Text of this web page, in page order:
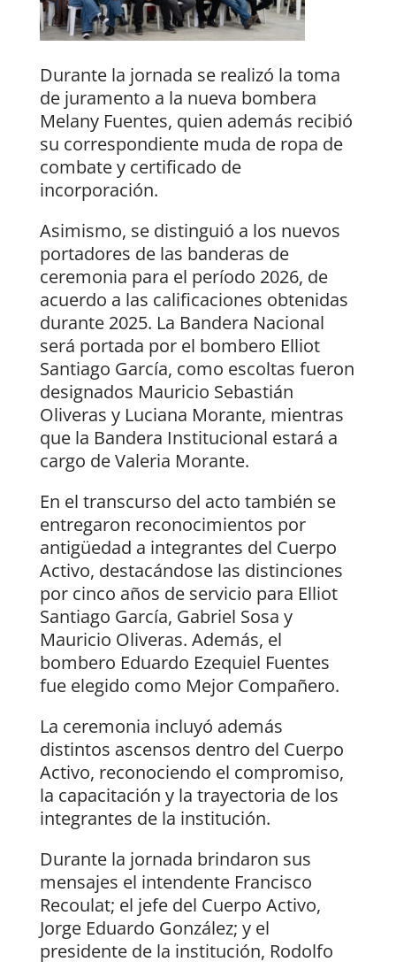
Durante la jornada se realizó la toma
de juramento a la nueva bombera
Melany Fuentes, quien además recibió
su correspondiente muda de ropa de
combate y certificado de
incorporación.
Asimismo, se distinguió a los nuevos
portadores de las banderas de
ceremonia para el período 2026, de
acuerdo a las calificaciones obtenidas
durante 2025. La Bandera Nacional
será portada por el bombero Elliot
Santiago García, como escoltas fueron
designados Mauricio Sebastián
Oliveras y Luciana Morante, mientras
que la Bandera Institucional estará a
cargo de Valeria Morante.
En el transcurso del acto también se
entregaron reconocimientos por
antigüedad a integrantes del Cuerpo
Activo, destacándose las distinciones
por cinco años de servicio para Elliot
Santiago García, Gabriel Sosa y
Mauricio Oliveras. Además, el
bombero Eduardo Ezequiel Fuentes
fue elegido como Mejor Compañero.
La ceremonia incluyó además
distintos ascensos dentro del Cuerpo
Activo, reconociendo el compromiso,
la capacitación y la trayectoria de los
integrantes de la institución.
Durante la jornada brindaron sus
mensajes el intendente Francisco
Recoulat; el jefe del Cuerpo Activo,
Jorge Eduardo González; y el
presidente de la institución, Rodolfo